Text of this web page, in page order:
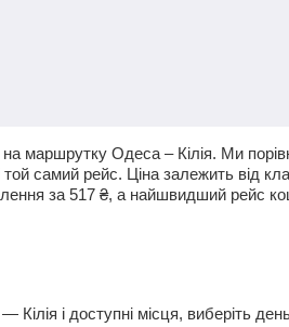
маршрутку Одеса – Кілія. Ми
той самий рейс. Ціна залежить від
за 517 ₴, а найшвидший рейс
і доступні місця, виберіть